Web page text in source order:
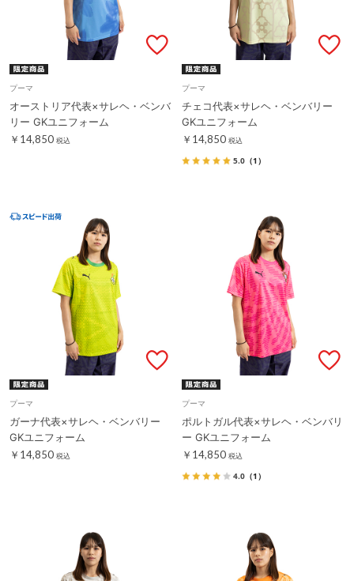
プーマ
オーストリア代表×サレヘ・ベンバ
リー GKユニフォーム
￥14,850 税込
プーマ
チェコ代表×サレヘ・ベンバリー
GKユニフォーム
￥14,850 税込
5.0 （1）
プーマ
ガーナ代表×サレヘ・ベンバリー
GKユニフォーム
￥14,850 税込
プーマ
ポルトガル代表×サレヘ・ベンバリ
ー GKユニフォーム
￥14,850 税込
4.0 （1）